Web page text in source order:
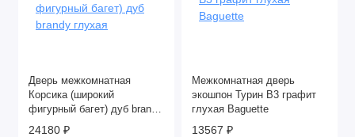
Дверь межкомнатная
Корсика (широкий
фигурный багет) дуб brandy
глухая
24180 ₽
Межкомнатная дверь
экошпон Турин В3 графит
глухая Baguette
13567 ₽